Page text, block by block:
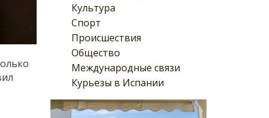
Культура
Спорт
Происшествия
Общество
Международные связи
Курьезы в Испании